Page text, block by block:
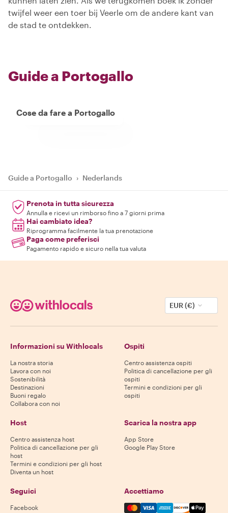
twijfel weer een toer bij Veerle om de andere kant van
de stad te ontdekken.
Guide a Portogallo
Cose da fare a Portogallo
Guide a Portogallo › Nederlands
Prenota in tutta sicurezza
Annulla e ricevi un rimborso fino a 7 giorni prima
Hai cambiato idea?
Riprogramma facilmente la tua prenotazione
Paga come preferisci
Pagamento rapido e sicuro nella tua valuta
EUR (€)
Informazioni su Withlocals
La nostra storia
Lavora con noi
Sostenibilità
Destinazioni
Buoni regalo
Collabora con noi
Ospiti
Centro assistenza ospiti
Politica di cancellazione per gli
ospiti
Termini e condizioni per gli
ospiti
Host
Centro assistenza host
Politica di cancellazione per gli
host
Termini e condizioni per gli host
Diventa un host
Scarica la nostra app
App Store
Google Play Store
Seguici
Facebook
Accettiamo
Mastercard, Visa, Amex,